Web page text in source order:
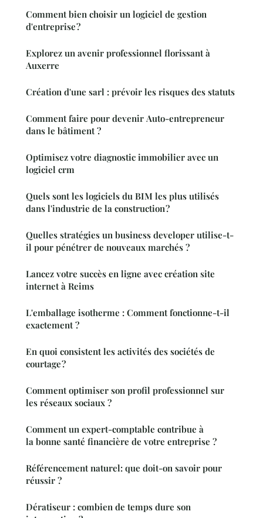
Comment bien choisir un logiciel de gestion
d'entreprise ?
Explorez un avenir professionnel florissant à
Auxerre
Création d'une sarl : prévoir les risques des statuts
Comment faire pour devenir Auto-entrepreneur
dans le bâtiment ?
Optimisez votre diagnostic immobilier avec un
logiciel crm
Quels sont les logiciels du BIM les plus utilisés
dans l'industrie de la construction ?
Quelles stratégies un business developer utilise-t-
il pour pénétrer de nouveaux marchés ?
Lancez votre succès en ligne avec création site
internet à Reims
L'emballage isotherme : Comment fonctionne-t-il
exactement ?
En quoi consistent les activités des sociétés de
courtage ?
Comment optimiser son profil professionnel sur
les réseaux sociaux ?
Comment un expert-comptable contribue à
la bonne santé financière de votre entreprise ?
Référencement naturel: que doit-on savoir pour
réussir ?
Dératiseur : combien de temps dure son